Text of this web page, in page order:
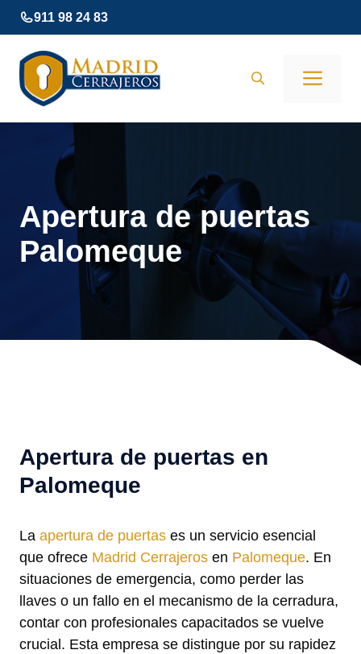
Saltar
al
contenido
911 98 24 83
Apertura de puertas
Palomeque
Apertura de puertas en
Palomeque
La apertura de puertas es un servicio esencial
que ofrece Madrid Cerrajeros en Palomeque. En
situaciones de emergencia, como perder las
llaves o un fallo en el mecanismo de la cerradura,
contar con profesionales capacitados se vuelve
crucial. Esta empresa se distingue por su rapidez